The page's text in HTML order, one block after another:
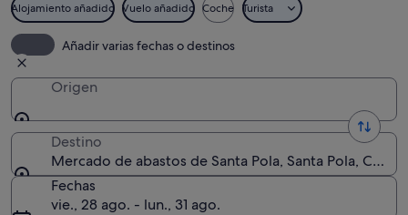
Alojamiento añadido Vuelo añadido Coche Turista
Añadir varias fechas o destinos
Origen
Destino
Mercado de abastos de Santa Pola, Santa Pola,
Fechas
vie., 28 ago. - lun., 31 ago.